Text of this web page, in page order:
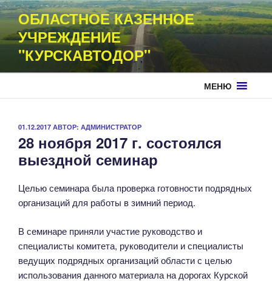
Перейти
к
содержимому
ОБЛАСТНОЕ КАЗЕННОЕ
УЧРЕЖДЕНИЕ
"КУРСКАВТОДОР"
МЕНЮ
ОПУБЛИКОВАНО
01.12.2017 АВТОР: АДМИНИСТРАТОР
28 ноября 2017 г. состоялся
выездной семинар
Целью семинара была проверка готовности подрядных
организаций для работы в зимний период.
В семинаре приняли участие руководство и
специалисты комитета, руководители и специалисты
ведущих подрядных организаций области с целью
использования данного материала на дорогах Курской